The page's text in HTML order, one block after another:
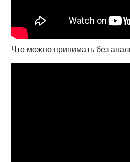
Что можно принимать без